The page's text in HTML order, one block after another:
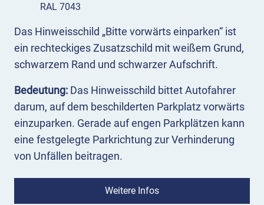
Das Hinweisschild „Bitte vorwärts einparken“ ist
ein rechteckiges Zusatzschild mit weißem Grund,
schwarzem Rand und schwarzer Aufschrift.
Bedeutung: Das Hinweisschild bittet Autofahrer
darum, auf dem beschilderten Parkplatz vorwärts
einzuparken. Gerade auf engen Parkplätzen kann
eine festgelegte Parkrichtung zur Verhinderung
von Unfällen beitragen.
Einsatz:Das Hinweisschild kommt vor allem auf
engen und stark befahrenen Parkplätzen zum
Weitere Infos
RAL 7043